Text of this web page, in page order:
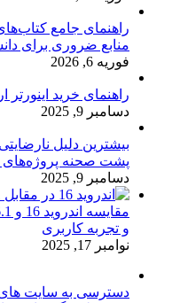
راهنمای جامع
منابع ضروری برای
فوریه 6, 2026
راهنمای خرید اینورتر
دسامبر 9, 2025
بیشترین دلیل
پشت صحنه پروژه‌های
دسامبر 9, 2025
و تجربه کاربری
نوامبر 17, 2025
دسترسی به سایت های